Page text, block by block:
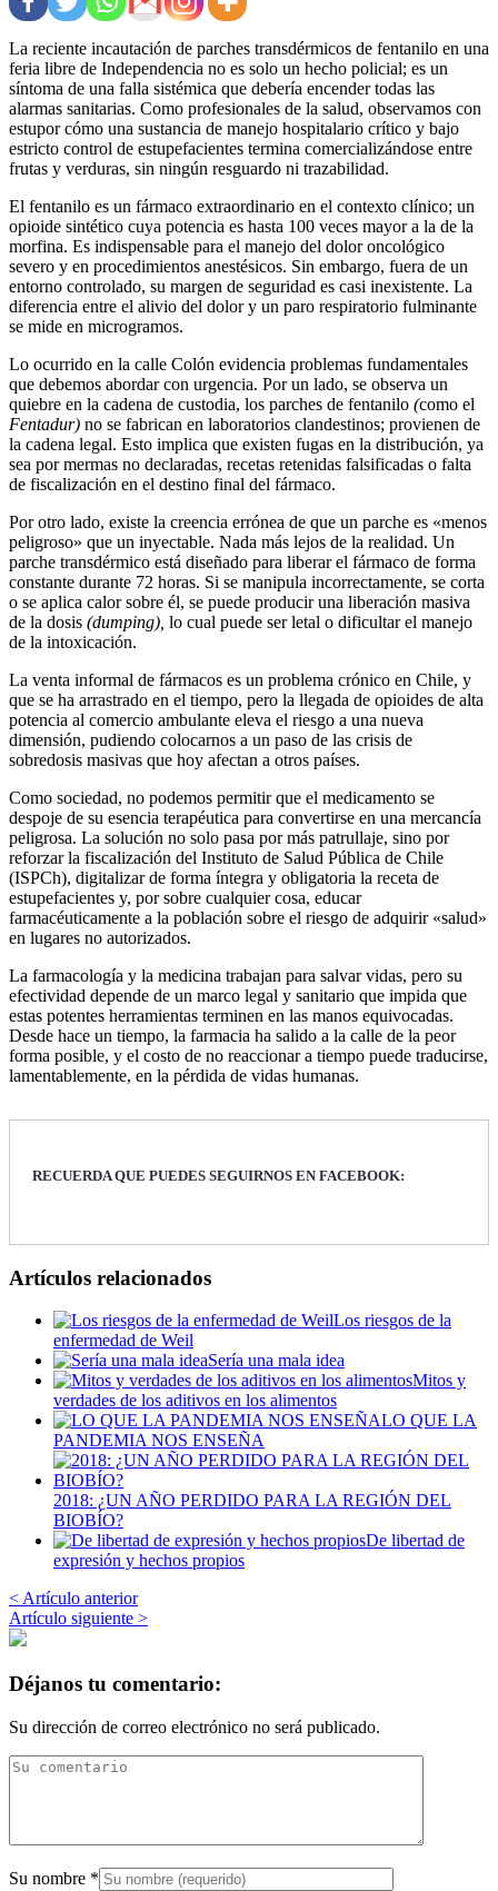
La reciente incautación de parches transdérmicos de fentanilo en una
feria libre de Independencia no es solo un hecho policial; es un
síntoma de una falla sistémica que debería encender todas las
alarmas sanitarias. Como profesionales de la salud, observamos con
estupor cómo una sustancia de manejo hospitalario crítico y bajo
estricto control de estupefacientes termina comercializándose entre
frutas y verduras, sin ningún resguardo ni trazabilidad.
​El fentanilo es un fármaco extraordinario en el contexto clínico; un
opioide sintético cuya potencia es hasta 100 veces mayor a la de la
morfina. Es indispensable para el manejo del dolor oncológico
severo y en procedimientos anestésicos. Sin embargo, fuera de un
entorno controlado, su margen de seguridad es casi inexistente. La
diferencia entre el alivio del dolor y un paro respiratorio fulminante
se mide en microgramos.
​Lo ocurrido en la calle Colón evidencia problemas fundamentales
que debemos abordar con urgencia. Por un lado, se observa un
quiebre en la cadena de custodia, los parches de fentanilo (como el
Fentadur) no se fabrican en laboratorios clandestinos; provienen de
la cadena legal. Esto implica que existen fugas en la distribución, ya
sea por mermas no declaradas, recetas retenidas falsificadas o falta
de fiscalización en el destino final del fármaco.
Por otro lado, existe la creencia errónea de que un parche es «menos
peligroso» que un inyectable. Nada más lejos de la realidad. Un
parche transdérmico está diseñado para liberar el fármaco de forma
constante durante 72 horas. Si se manipula incorrectamente, se corta
o se aplica calor sobre él, se puede producir una liberación masiva
de la dosis (dumping), lo cual puede ser letal o dificultar el manejo
de la intoxicación.
La venta informal de fármacos es un problema crónico en Chile, y
que se ha arrastrado en el tiempo, pero la llegada de opioides de alta
potencia al comercio ambulante eleva el riesgo a una nueva
dimensión, pudiendo colocarnos a un paso de las crisis de
sobredosis masivas que hoy afectan a otros países.
​Como sociedad, no podemos permitir que el medicamento se
despoje de su esencia terapéutica para convertirse en una mercancía
peligrosa. La solución no solo pasa por más patrullaje, sino por
reforzar la fiscalización del Instituto de Salud Pública de Chile
(ISPCh), digitalizar de forma íntegra y obligatoria la receta de
estupefacientes y, por sobre cualquier cosa, educar
farmacéuticamente a la población sobre el riesgo de adquirir «salud»
en lugares no autorizados.
​La farmacología y la medicina trabajan para salvar vidas, pero su
efectividad depende de un marco legal y sanitario que impida que
estas potentes herramientas terminen en las manos equivocadas.
Desde hace un tiempo, la farmacia ha salido a la calle de la peor
forma posible, y el costo de no reaccionar a tiempo puede traducirse,
lamentablemente, en la pérdida de vidas humanas.
RECUERDA QUE PUEDES SEGUIRNOS EN FACEBOOK:
Artículos relacionados
Los riesgos de la
enfermedad de Weil
Sería una mala idea
Mitos y
verdades de los aditivos en los alimentos
LO QUE LA
PANDEMIA NOS ENSEÑA
2018: ¿UN AÑO PERDIDO PARA LA REGIÓN DEL
BIOBÍO?
De libertad de
expresión y hechos propios
< Artículo anterior
Artículo siguiente >
Déjanos tu comentario:
Su dirección de correo electrónico no será publicado.
Su nombre *